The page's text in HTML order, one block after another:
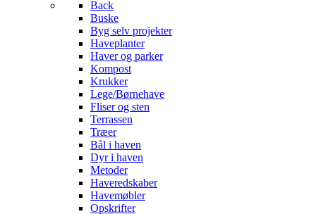
Back
Buske
Byg selv projekter
Haveplanter
Haver og parker
Kompost
Krukker
Lege/Børnehave
Fliser og sten
Terrassen
Træer
Bål i haven
Dyr i haven
Metoder
Haveredskaber
Havemøbler
Opskrifter